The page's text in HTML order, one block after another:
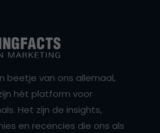
beetje van ons allemaal,
hét platform voor
Het zijn de insights,
en recencies die ons als